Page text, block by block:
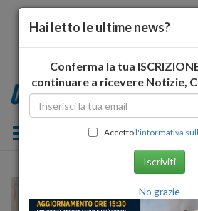
Toggle navigation
Hai letto le ultime news?
Conferma la tua
continuare a ricevere Notizie,
Accettol'informativa
Iscriviti
No grazie